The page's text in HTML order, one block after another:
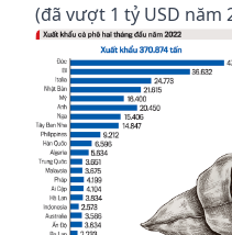
(đã vượt 1 tỷ USD năm